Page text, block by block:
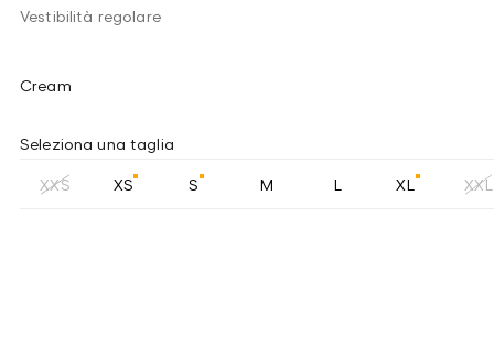
Vestibilità regolare
Cream
Seleziona una taglia
XXS XS S M L XL XXL